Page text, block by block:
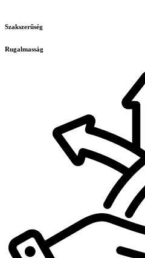
Szakszerűség
Rugalmasság